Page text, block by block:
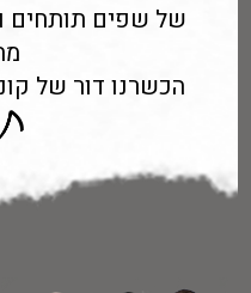
של שפים תותחים
הכשרנו דור של